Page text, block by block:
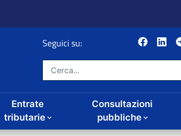
Entrate
Consultazioni